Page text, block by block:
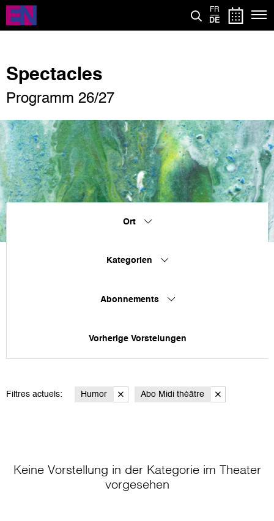
Direkt
zum
Inhalt
FR
DE
Spectacles
Programm 26/27
Ort
Kategorien
Abonnements
Vorherige Vorstelungen
Filtres actuels: Humor Abo Midi théâtre
Keine Vorstellung in der Kategorie im Theater
vorgesehen